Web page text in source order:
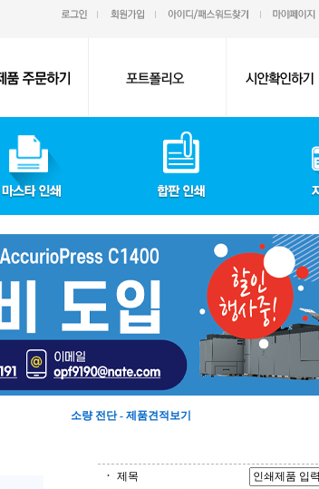
소량 전단 - 제품견적보기
제목